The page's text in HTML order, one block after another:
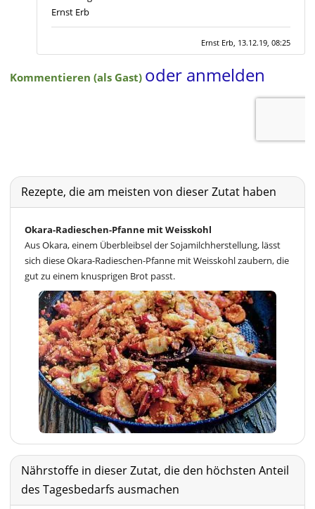
Rezepte, die am meisten von dieser Zutat haben
Okara-Radieschen-Pfanne mit Weisskohl
Aus Okara, einem Überbleibsel der Sojamilchherstellung, lässt
sich diese Okara-Radieschen-Pfanne mit Weisskohl zaubern, die
gut zu einem knusprigen Brot passt.
Nährstoffe in dieser Zutat, die den höchsten Anteil
des Tagesbedarfs ausmachen